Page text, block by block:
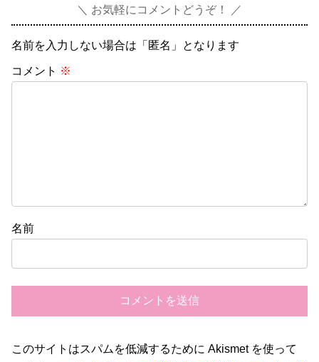
お気軽にコメントどうぞ！
名前を入力しない場合は「匿名」となります
コメント ※
名前
このサイトはスパムを低減するために Akismet を使って